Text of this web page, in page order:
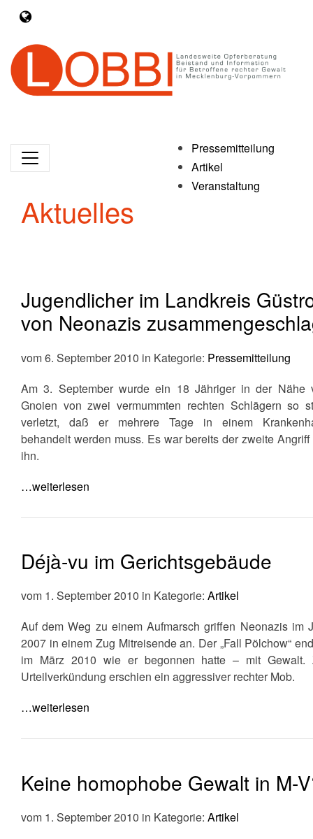
Aktuelles
Jugendlicher im Landkreis
von Neonazis
vom 6. September 2010 in Kategorie: Pressemitteilung
Am 3. September wurde ein 18 Jähriger in der Nähe
Gnoien von zwei vermummten rechten Schlägern so
verletzt, daß er mehrere Tage in einem
behandelt werden muss. Es war bereits der zweite
ihn.
…weiterlesen
Déjà-vu im Gerichtsgebäude
vom 1. September 2010 in Kategorie: Artikel
Auf dem Weg zu einem Aufmarsch griffen Neonazis im
2007 in einem Zug Mitreisende an. Der „Fall Pölchow“
im März 2010 wie er begonnen hatte – mit Gewalt.
Urteilverkündung erschien ein aggressiver rechter Mob.
…weiterlesen
Keine homophobe Gewalt in M-
vom 1. September 2010 in Kategorie: Artikel
Pressemitteilung
Artikel
Veranstaltung